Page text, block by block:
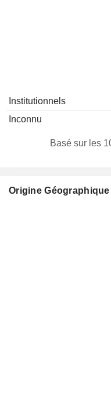
Institutionnels
Inconnu
Basé sur les
Origine